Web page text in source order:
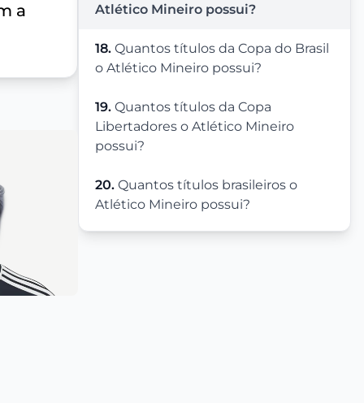
Atlético Mineiro possui?
18. Quantos títulos da Copa do Brasil
o Atlético Mineiro possui?
19. Quantos títulos da Copa
Libertadores o Atlético Mineiro
possui?
20. Quantos títulos brasileiros o
Atlético Mineiro possui?
a